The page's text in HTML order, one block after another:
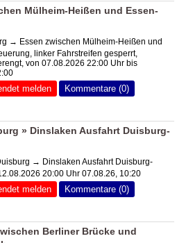
Mülheim-Heißen und Essen-
→ Essen zwischen Mülheim-Heißen und
linker Fahrstreifen gesperrt,
von 07.08.2026 22:00 Uhr bis
melden Kommentare (0)
» Dinslaken Ausfahrt Duisburg-
→ Dinslaken Ausfahrt Duisburg-
20:00 Uhr 07.08.26, 10:20
melden Kommentare (0)
Berliner Brücke und